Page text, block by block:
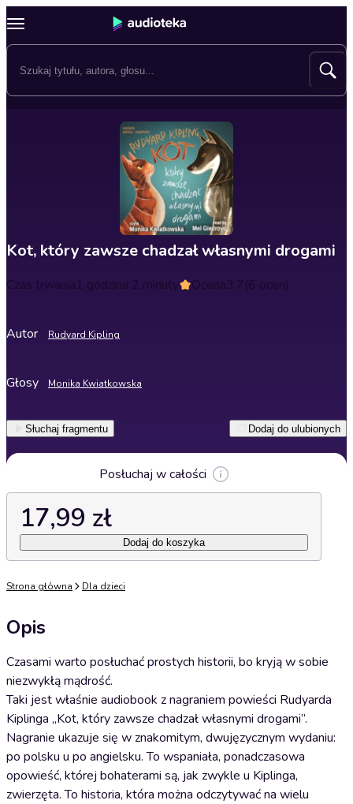
Kot, który zawsze chadzał własnymi drogami
Czas trwania1 godzina 2 minuty Ocena3.7(6 ocen)
Autor Rudyard Kipling
Głosy Monika Kwiatkowska
Słuchaj fragmentu Dodaj do ulubionych
Posłuchaj w całości
17,99 zł
Dodaj do koszyka
Strona główna Dla dzieci
Opis
Czasami warto posłuchać prostych historii, bo kryją w sobie
niezwykłą mądrość.
Taki jest właśnie audiobook z nagraniem powieści Rudyarda
Kiplinga „Kot, który zawsze chadzał własnymi drogami”.
Nagranie ukazuje się w znakomitym, dwujęzycznym wydaniu:
po polsku u po angielsku. To wspaniała, ponadczasowa
opowieść, której bohaterami są, jak zwykle u Kiplinga,
zwierzęta. To historia, która można odczytywać na wielu